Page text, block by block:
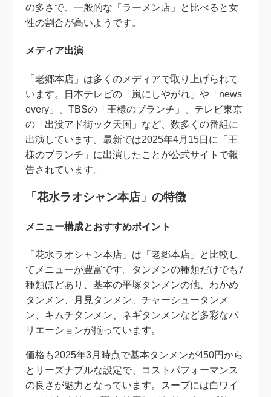
の多さで、一般的な「ラーメン店」と比べると女
性の割合が高いようです。
メディア出演
「老郷本店」は多くのメディアで取り上げられて
います。日本テレビの「嵐にしやがれ」や「news
every」、TBSの「王様のブランチ」、テレビ東京
の「出没アド街ック天国」など、数多くの番組に
出演しています。最新では2025年4月15日に「王
様のブランチ」に出演したことが公式サイトで報
告されています。
「花水ラオシャン本店」の特徴
メニュー構成とおすすめポイント
「花水ラオシャン本店」は「老郷本店」と比較し
てメニューが豊富です。タンメンの種類だけでも7
種類ほどあり、基本の平塚タンメンの他、わかめ
タンメン、月見タンメン、チャーシュータンメ
ン、キムチタンメン、ネギタンメンなど多彩なバ
リエーションが揃っています。
価格も2025年3月時点で基本タンメンが450円から
とリーズナブルな設定で、コストパフォーマンス
の良さが魅力となっています。スープには白ワイ